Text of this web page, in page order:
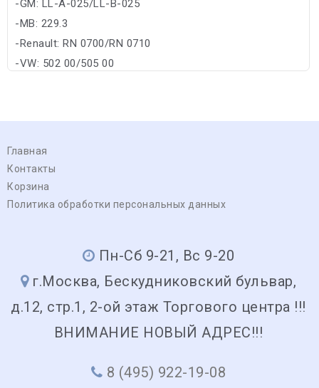
-GM: LL-A-025/LL-B-025
-MB: 229.3
-Renault: RN 0700/RN 0710
-VW: 502 00/505 00
Главная
Контакты
Корзина
Политика обработки персональных данных
Пн-Сб 9-21, Вс 9-20
г.Москва, Бескудниковский бульвар,
д.12, стр.1, 2-ой этаж Торгового центра !!!
ВНИМАНИЕ НОВЫЙ АДРЕС!!!
8 (495) 922-19-08